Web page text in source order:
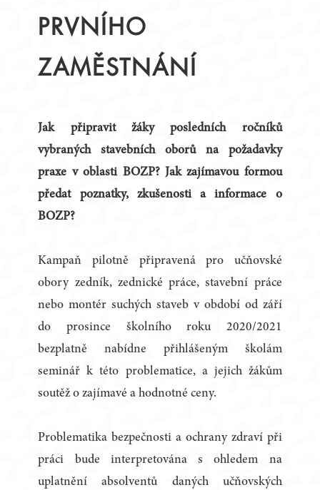
PRVNÍHO
ZAMĚSTNÁNÍ
Jak připravit žáky posledních ročníků
vybraných stavebních oborů na požadavky
praxe v oblasti BOZP? Jak zajímavou formou
předat poznatky, zkušenosti a informace o
BOZP?
Kampaň pilotně připravená pro učňovské
obory zedník, zednické práce, stavební práce
nebo montér suchých staveb v období od září
do prosince školního roku 2020/2021
bezplatně nabídne přihlášeným školám
seminář k této problematice, a jejich žákům
soutěž o zajímavé a hodnotné ceny.
Problematika bezpečnosti a ochrany zdraví při
práci bude interpretována s ohledem na
uplatnění absolventů daných učňovských